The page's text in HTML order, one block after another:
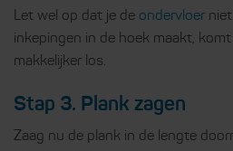
Let wel op dat je de ondervloer
inkepingen in de hoek maakt,
makkelijker los.
Stap 3. Plank zagen
Zaag nu de plank in de lengte